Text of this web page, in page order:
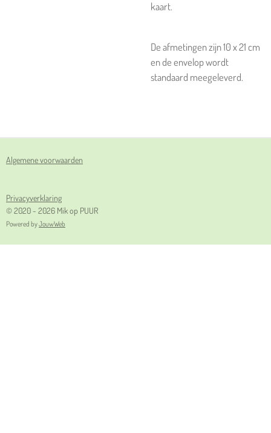
kaart.
De afmetingen zijn 10 x 21 cm
en de envelop wordt
standaard meegeleverd.
Algemene voorwaarden
Privacyverklaring
© 2020 - 2026 Mik op PUUR
Powered byJouwWeb